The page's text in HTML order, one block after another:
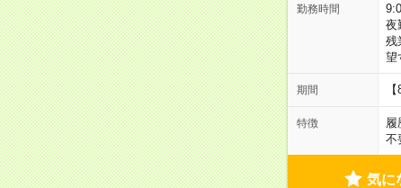
勤務時間
夜
残
望
期間
特徴 履
不
気に